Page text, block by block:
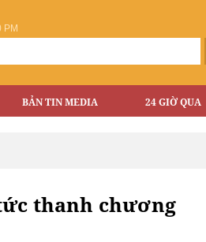
PM
BẢN TIN MEDIA 24 GIỜ QUA
thanh chương